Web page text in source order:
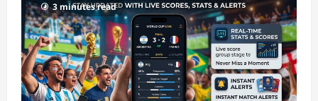
3 minutes read